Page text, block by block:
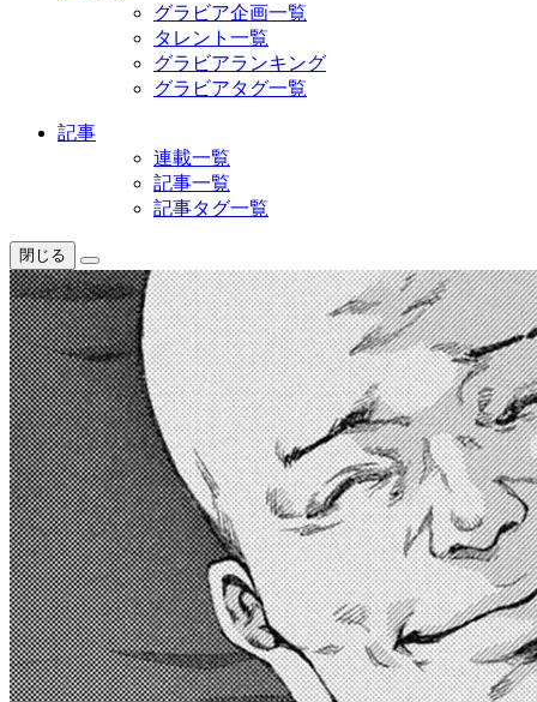
グラビア企画一覧
タレント一覧
グラビアランキング
グラビアタグ一覧
記事
連載一覧
記事一覧
記事タグ一覧
閉じる